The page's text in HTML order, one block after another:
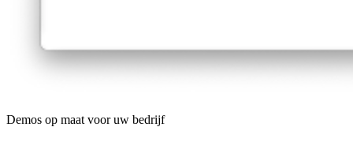
Demos op maat voor uw bedrijf